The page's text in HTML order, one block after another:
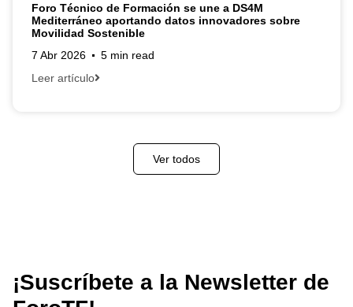
Foro Técnico de Formación se une a DS4M
Mediterráneo aportando datos innovadores sobre
Movilidad Sostenible
7 Abr 2026
5 min read
Leer artículo
Ver todos
¡Suscríbete a la Newsletter de